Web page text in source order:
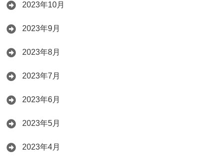
2023年10月
2023年9月
2023年8月
2023年7月
2023年6月
2023年5月
2023年4月